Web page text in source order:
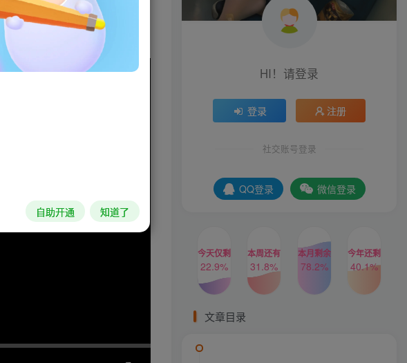
HI！请登录
登录 注册
社交账号登录
QQ登录 微信登录
今天仅剩
22.9%
本周还有
31.8%
本月剩余
78.2%
今年还剩
40.1%
文章目录
自助开通 知道了